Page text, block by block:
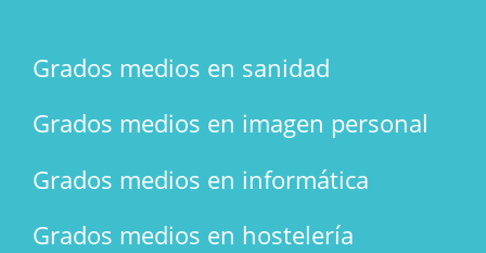
Grados medios en sanidad
Grados medios en imagen personal
Grados medios en informática
Grados medios en hostelería